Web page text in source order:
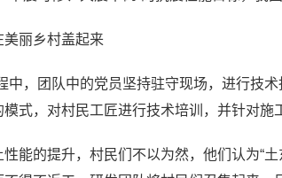
丽乡村盖起来
中，团队中的党员坚持驻守现场，进行技
式，对村民工匠进行技术培训，并针对施
能的提升，村民们不以为然，他们认为“